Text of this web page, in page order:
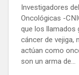
Investigadores
Oncológicas -
que los llamados
cáncer de vejiga,
actúan como
son un arma de…